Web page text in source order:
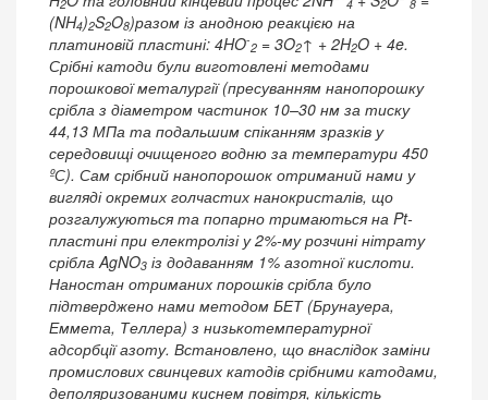
2 4 2 8
(NH4)2S2O8)разом із анодною реакцією на
платиновій пластині: 4HO-
2 = 3O2↑ + 2H2O + 4e.
Срібні катоди були виготовлені методами
порошкової металургії (пресуванням нанопорошку
срібла з діаметром частинок 10–30 нм за тиску
44,13 МПа та подальшим спіканням зразків у
середовищі очищеного водню за температури 450
ºС). Сам срібний нанопорошок отриманий нами у
вигляді окремих голчастих нанокристалів, що
розгалужуються та попарно тримаються на Pt-
пластині при електролізі у 2%-му розчині нітрату
срібла AgNO3 із додаванням 1% азотної кислоти.
Наностан отриманих порошків срібла було
підтверджено нами методом БЕТ (Брунауера,
Еммета, Теллера) з низькотемпературної
адсорбції азоту. Встановлено, що внаслідок заміни
промислових свинцевих катодів срібними катодами,
деполяризованими киснем повітря, кількість